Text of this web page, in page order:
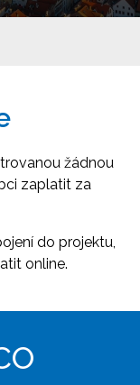
žádnou
zaplatit za
do projektu,
online.